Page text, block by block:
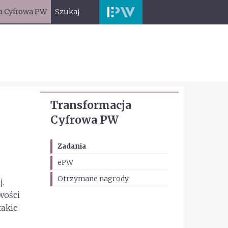
PW Szukaj
Transformacja
Cyfrowa PW
Zadania
ePW
Otrzymane nagrody